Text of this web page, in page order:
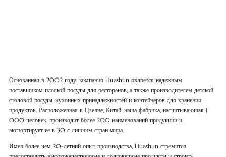
Основанная в 2002 году, компания Huashun является надежным
поставщиком плоской посуды для ресторанов, а также производителем детской
столовой посуды, кухонных принадлежностей и контейнеров для хранения
продуктов. Расположенная в Цзеяне, Китай, наша фабрика, насчитывающая 1
000 человек, производит более 200 наименований продукции и
экспортирует ее в 30 с лишним стран мира.
Имея более чем 20-летний опыт производства, Huashun стремится